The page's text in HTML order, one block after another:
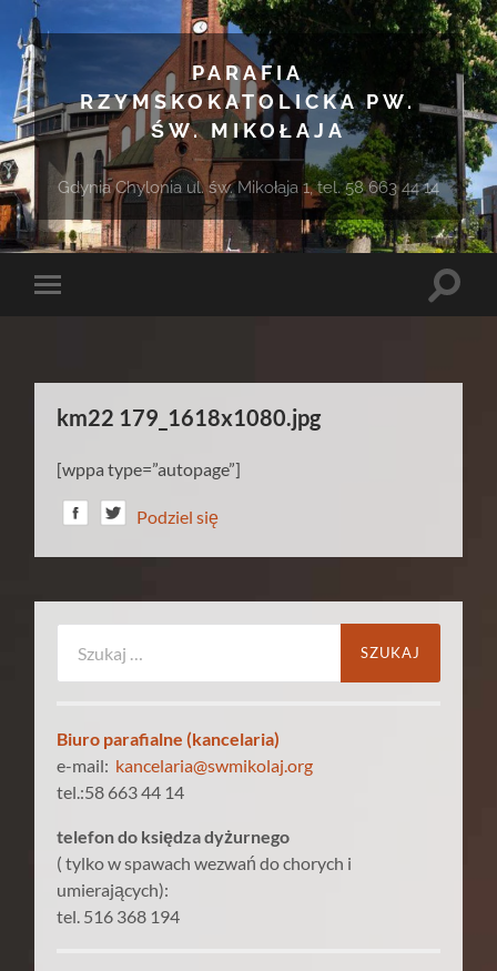
PARAFIA
RZYMSKOKATOLICKA PW.
ŚW. MIKOŁAJA
Gdynia Chylonia ul. św. Mikołaja 1, tel. 58 663 44 14
Toggle
Toggle
km22 179_1618x1080.jpg
[wppa type=”autopage”]
Podziel się
Biuro parafialne (kancelaria)
e-mail: kancelaria@swmikolaj.org
tel.:58 663 44 14
telefon do księdza dyżurnego
( tylko w spawach wezwań do chorych i
umierających):
tel. 516 368 194